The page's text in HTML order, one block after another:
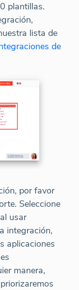
plantillas.
lista de
de
por favor
Seleccione
usar
integración,
aplicaciones
manera,